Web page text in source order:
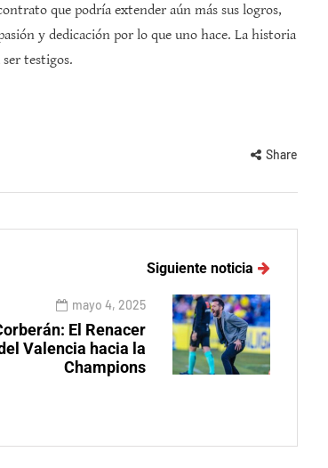
que podría extender aún más sus logros,
y dedicación por lo que uno hace. La historia
testigos.
Share
Siguiente noticia
mayo 4, 2025
El Renacer
Valencia hacia la
Champions